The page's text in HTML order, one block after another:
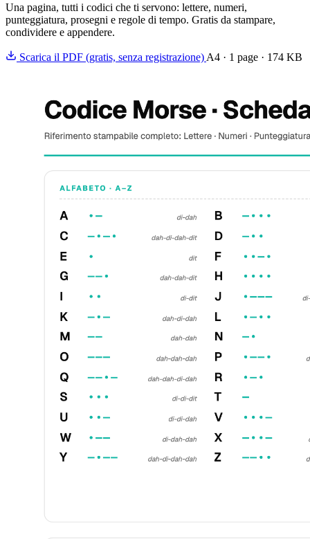
Una pagina, tutti i codici che ti servono: lettere, numeri,
punteggiatura, prosegni e regole di tempo. Gratis da stampare,
condividere e appendere.
Scarica il PDF (gratis, senza registrazione) A4 · 1 page · 174 KB